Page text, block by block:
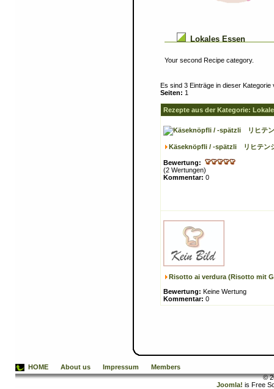
Lokales Essen
Your second Recipe category.
Es sind 3 Einträge in dieser
Seiten: 1
Rezepte aus der Kategorie:
Käseknöpfli / -spätzli リヒテン
Bewertung:
(2 Wertungen)
Kommentar: 0
Risotto ai verdura (Risotto mit
Bewertung: Keine Wertung
Kommentar: 0
HOME About us Impressum
Members
©
Joomla! is Free